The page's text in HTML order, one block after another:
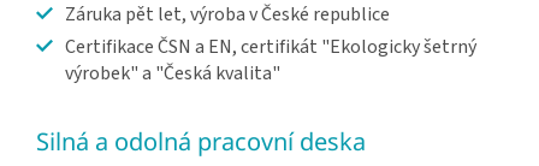
Záruka pět let, výroba v České republice
Certifikace ČSN a EN, certifikát "Ekologicky šetrný
výrobek" a "Česká kvalita"
Silná a odolná pracovní deska